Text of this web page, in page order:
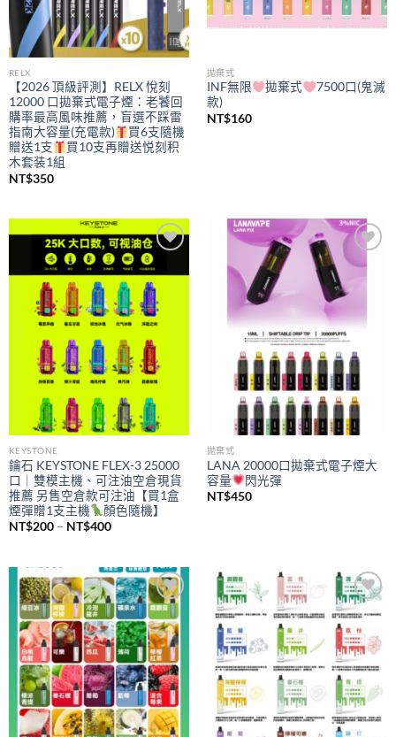
RELX
【2026 頂級評測】RELX 悅刻
12000 口拋棄式電子煙：老饕回
購率最高風味推薦，盲選不踩雷
指南大容量(充電款)
買6支隨機
贈送1支
買10支再贈送悦刻积
木套装1組
NT$350
拋棄式
INF無限 拋棄式
7500口(鬼滅
款)
NT$160
Add to
wishlist
KEYSTONE
鑰石 KEYSTONE FLEX-3 25000
口｜雙模主機、可注油空倉現貨
推薦 另售空倉款可注油【買1盒
煙彈贈1支主機
顏色隨機】
NT$200 – NT$400價
NT$200
到
NT$400
Add to
wishlist
拋棄式
LANA 20000口拋棄式電子煙大
容量
閃光彈
NT$450
Add to
wishlist
Add to